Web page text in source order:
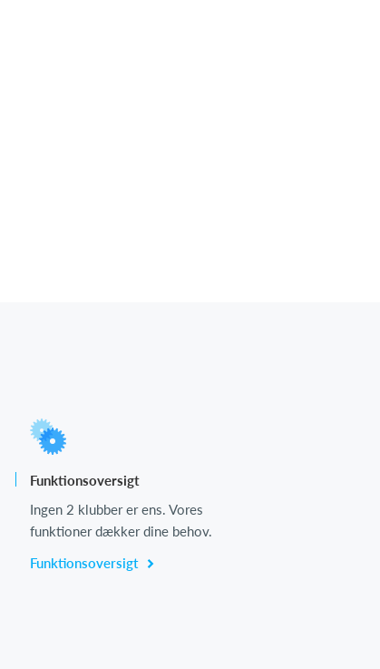
Funktionsoversigt
Ingen 2 klubber er ens. Vores
funktioner dækker dine behov.
Funktionsoversigt